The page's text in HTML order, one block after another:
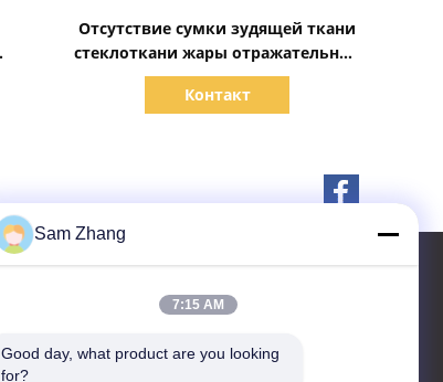
Отсутствие сумки зудящей ткани
стеклоткани жары отражательной
огнеупорной для предохранения
от наличных денег документа
Контакт
Sam Zhang
7:15 AM
Good day, what product are you looking
for?